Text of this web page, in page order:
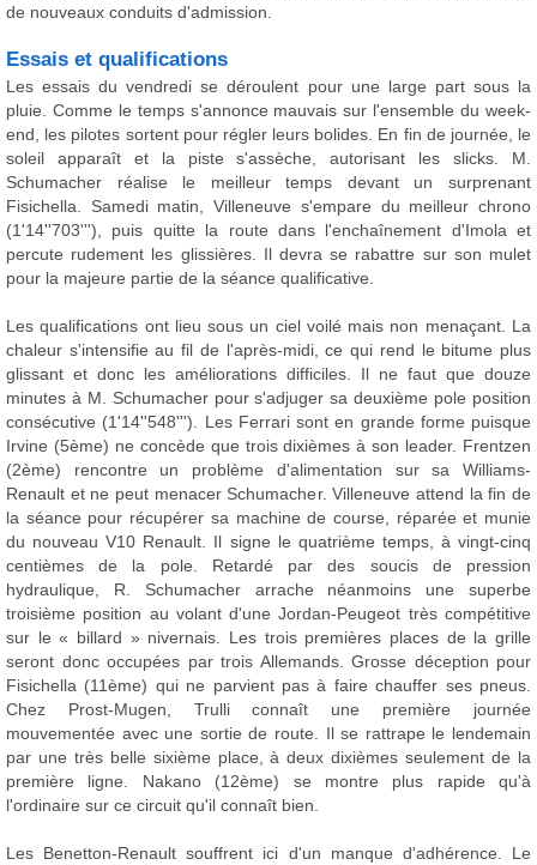
de nouveaux conduits d'admission.
Essais et qualifications
Les essais du vendredi se déroulent pour une large part sous la
pluie. Comme le temps s'annonce mauvais sur l'ensemble du week-
end, les pilotes sortent pour régler leurs bolides. En fin de journée, le
soleil apparaît et la piste s'assèche, autorisant les slicks. M.
Schumacher réalise le meilleur temps devant un surprenant
Fisichella. Samedi matin, Villeneuve s'empare du meilleur chrono
(1'14''703'''), puis quitte la route dans l'enchaînement d'Imola et
percute rudement les glissières. Il devra se rabattre sur son mulet
pour la majeure partie de la séance qualificative.
Les qualifications ont lieu sous un ciel voilé mais non menaçant. La
chaleur s'intensifie au fil de l'après-midi, ce qui rend le bitume plus
glissant et donc les améliorations difficiles. Il ne faut que douze
minutes à M. Schumacher pour s'adjuger sa deuxième pole position
consécutive (1'14''548'''). Les Ferrari sont en grande forme puisque
Irvine (5ème) ne concède que trois dixièmes à son leader. Frentzen
(2ème) rencontre un problème d'alimentation sur sa Williams-
Renault et ne peut menacer Schumacher. Villeneuve attend la fin de
la séance pour récupérer sa machine de course, réparée et munie
du nouveau V10 Renault. Il signe le quatrième temps, à vingt-cinq
centièmes de la pole. Retardé par des soucis de pression
hydraulique, R. Schumacher arrache néanmoins une superbe
troisième position au volant d'une Jordan-Peugeot très compétitive
sur le « billard » nivernais. Les trois premières places de la grille
seront donc occupées par trois Allemands. Grosse déception pour
Fisichella (11ème) qui ne parvient pas à faire chauffer ses pneus.
Chez Prost-Mugen, Trulli connaît une première journée
mouvementée avec une sortie de route. Il se rattrape le lendemain
par une très belle sixième place, à deux dixièmes seulement de la
première ligne. Nakano (12ème) se montre plus rapide qu'à
l'ordinaire sur ce circuit qu'il connaît bien.
Les Benetton-Renault souffrent ici d'un manque d'adhérence. Le